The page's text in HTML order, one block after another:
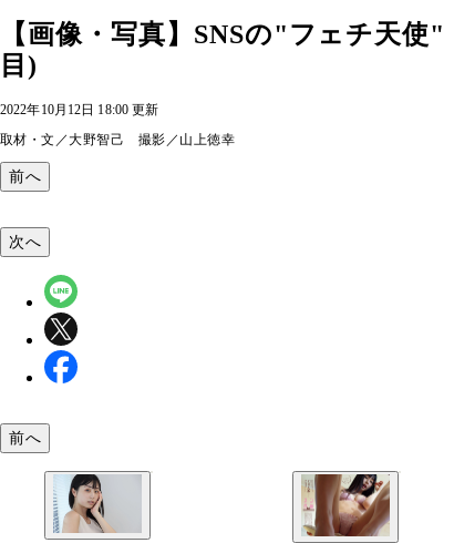
【画像・写真】SNSの"フェチ天
目)
2022年10月12日 18:00 更新
取材・文／大野智己 撮影／山上徳幸
前へ
次へ
前へ